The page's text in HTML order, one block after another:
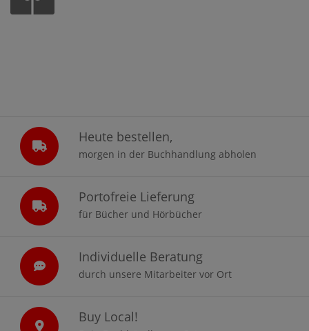
Heute bestellen,
morgen in der Buchhandlung abholen
Portofreie Lieferung
für Bücher und Hörbücher
Individuelle Beratung
durch unsere Mitarbeiter vor Ort
Buy Local!